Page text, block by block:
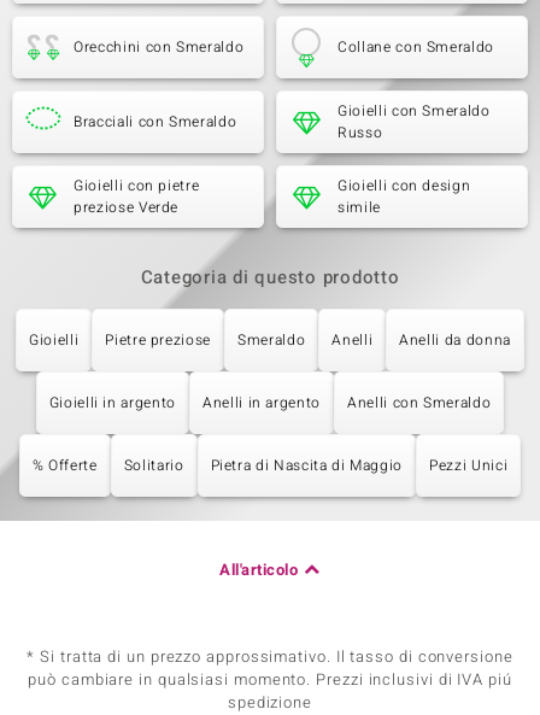
Orecchini con Smeraldo Collane con Smeraldo
Bracciali con Smeraldo
Gioielli con Smeraldo
Russo
Gioielli con pietre
preziose Verde
Gioielli con design
simile
Categoria di questo prodotto
Gioielli Pietre preziose Smeraldo Anelli Anelli da donna
Gioielli in argento Anelli in argento Anelli con Smeraldo
% Offerte Solitario Pietra di Nascita di Maggio Pezzi Unici
All'articolo
* Si tratta di un prezzo approssimativo. Il tasso di conversione
può cambiare in qualsiasi momento. Prezzi inclusivi di IVA piú
spedizione